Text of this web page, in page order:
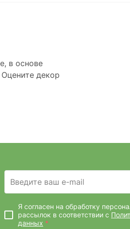
в основе
декор
Введите ваш e-mail
Я согласен на обработку
рассылок в соответствии с
данных *